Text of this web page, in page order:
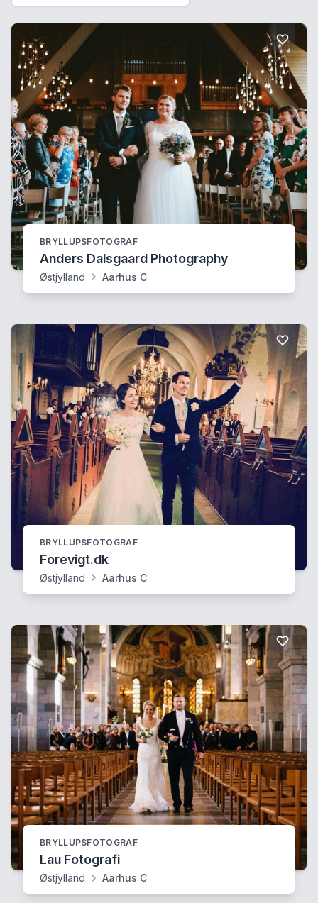
BRYLLUPSFOTOGRAF
Anders Dalsgaard Photography
Østjylland Aarhus C
BRYLLUPSFOTOGRAF
Forevigt.dk
Østjylland Aarhus C
BRYLLUPSFOTOGRAF
Lau Fotografi
Østjylland Aarhus C